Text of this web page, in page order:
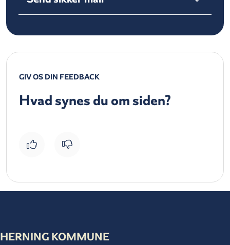
GIV OS DIN FEEDBACK
Hvad synes du om siden?
HERNING KOMMUNE